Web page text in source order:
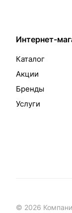
Интернет-
Каталог
Акции
Бренды
Услуги
© 2026